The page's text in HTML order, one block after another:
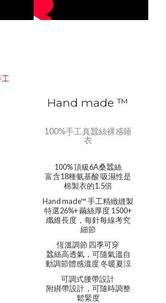
Hand made ™
100%手工真蠶絲裸感睡
衣
100% 頂級6A桑蠶絲
富含18種氨基酸 吸濕性是
棉製衣的1.5倍
Hand made™ 手工精緻縫製
特選26%+ 繭絲厚度 1500+
纖維長度，每針每線考究
細節
恆溫調節 四季可穿
蠶絲高透氣，可隨氣溫自
動調節體感溫度 冬暖夏涼
可調式腰帶設計
附綁帶設計，可隨時調整
鬆緊度